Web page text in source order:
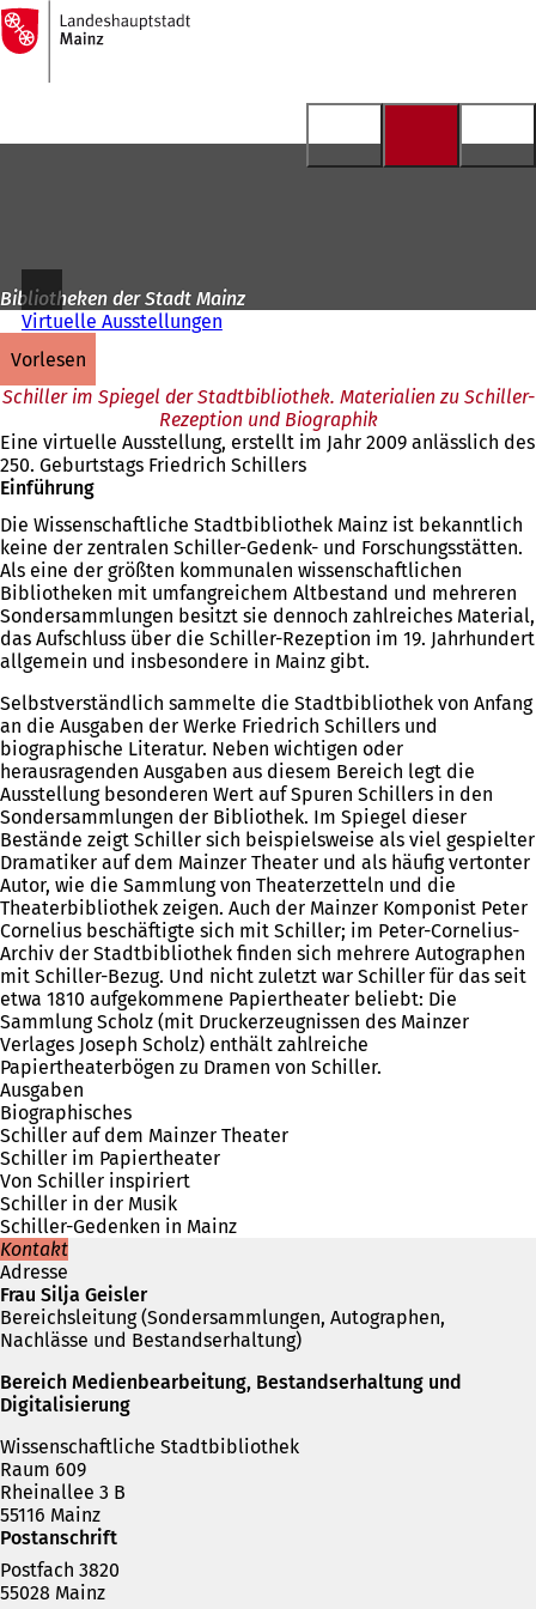
Inhalt anspringen
Zur
Startseite
Bibliotheken der Stadt Mainz
Virtuelle Ausstellungen
vorlesen
Schiller im Spiegel der Stadtbibliothek. Materialien zu Schiller-
Rezeption und Biographik
Eine virtuelle Ausstellung, erstellt im Jahr 2009 anlässlich des
250. Geburtstags Friedrich Schillers
Einführung
Die Wissenschaftliche Stadtbibliothek Mainz ist bekanntlich
keine der zentralen Schiller-Gedenk- und Forschungsstätten.
Als eine der größten kommunalen wissenschaftlichen
Bibliotheken mit umfangreichem Altbestand und mehreren
Sondersammlungen besitzt sie dennoch zahlreiches Material,
das Aufschluss über die Schiller-Rezeption im 19. Jahrhundert
allgemein und insbesondere in Mainz gibt.
Selbstverständlich sammelte die Stadtbibliothek von Anfang
an die Ausgaben der Werke Friedrich Schillers und
biographische Literatur. Neben wichtigen oder
herausragenden Ausgaben aus diesem Bereich legt die
Ausstellung besonderen Wert auf Spuren Schillers in den
Sondersammlungen der Bibliothek. Im Spiegel dieser
Bestände zeigt Schiller sich beispielsweise als viel gespielter
Dramatiker auf dem Mainzer Theater und als häufig vertonter
Autor, wie die Sammlung von Theaterzetteln und die
Theaterbibliothek zeigen. Auch der Mainzer Komponist Peter
Cornelius beschäftigte sich mit Schiller; im Peter-Cornelius-
Archiv der Stadtbibliothek finden sich mehrere Autographen
mit Schiller-Bezug. Und nicht zuletzt war Schiller für das seit
etwa 1810 aufgekommene Papiertheater beliebt: Die
Sammlung Scholz (mit Druckerzeugnissen des Mainzer
Verlages Joseph Scholz) enthält zahlreiche
Papiertheaterbögen zu Dramen von Schiller.
Ausgaben
Biographisches
Schiller auf dem Mainzer Theater
Schiller im Papiertheater
Von Schiller inspiriert
Schiller in der Musik
Schiller-Gedenken in Mainz
Kontakt
Adresse
Frau Silja Geisler
Bereichsleitung (Sondersammlungen, Autographen,
Nachlässe und Bestandserhaltung)
Bereich Medienbearbeitung, Bestandserhaltung und
Digitalisierung
Wissenschaftliche Stadtbibliothek
Raum 609
Rheinallee 3 B
55116 Mainz
Postanschrift
Postfach 3820
55028 Mainz